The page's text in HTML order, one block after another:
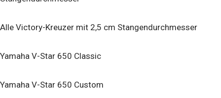
Alle Victory-Kreuzer mit 2,5 cm Stangendurchmesser
Yamaha V-Star 650 Classic
Yamaha V-Star 650 Custom